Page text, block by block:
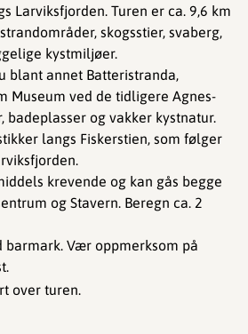
Larviksfjorden. Turen er ca. 9,6 km
skogsstier, svaberg,
kystmiljøer.
blant annet Batteristranda,
Museum ved de tidligere Agnes-
badeplasser og vakker kystnatur.
langs Fiskerstien, som følger
krevende og kan gås begge
og Stavern. Beregn ca. 2
barmark. Vær oppmerksom på
over turen.